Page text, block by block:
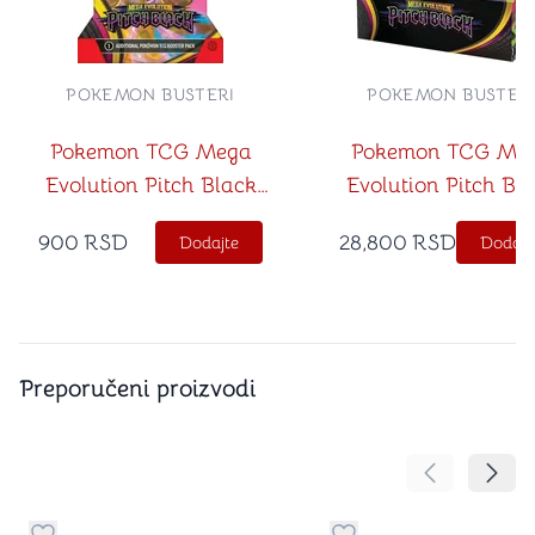
Pokemon TCG Mega
Evolution Pitch Black
Sleeved Booster
POKEMON BUSTERI
900 RSD Dodajte
Pokemon TCG
Evolution Pitch
Booster Box
POKEMON BUSTERI
28,800 RSD
Preporučeni proizvodi
Pomeranje